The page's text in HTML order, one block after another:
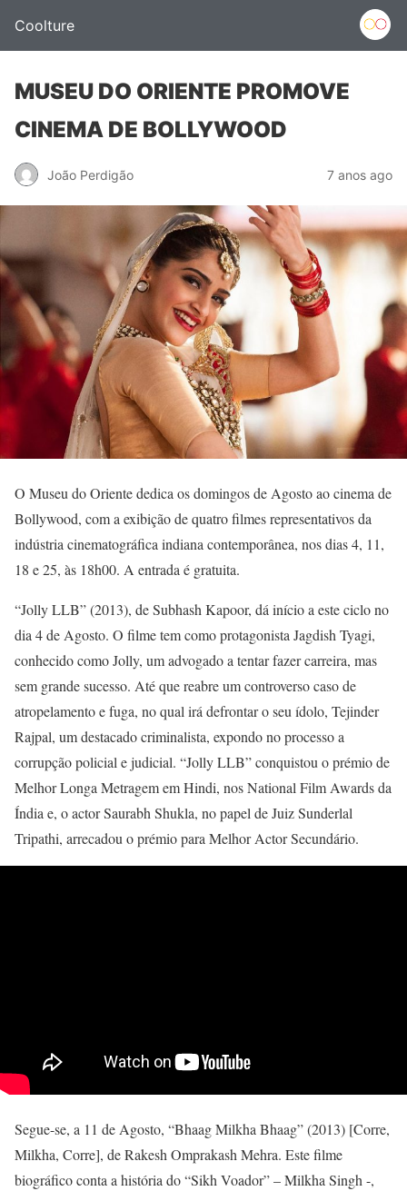
Coolture
MUSEU DO ORIENTE PROMOVE
CINEMA DE BOLLYWOOD
João Perdigão 7 anos ago
O Museu do Oriente dedica os domingos de Agosto ao cinema de
Bollywood, com a exibição de quatro filmes representativos da
indústria cinematográfica indiana contemporânea, nos dias 4, 11,
18 e 25, às 18h00. A entrada é gratuita.
“Jolly LLB” (2013), de Subhash Kapoor, dá início a este ciclo no
dia 4 de Agosto. O filme tem como protagonista Jagdish Tyagi,
conhecido como Jolly, um advogado a tentar fazer carreira, mas
sem grande sucesso. Até que reabre um controverso caso de
atropelamento e fuga, no qual irá defrontar o seu ídolo, Tejinder
Rajpal, um destacado criminalista, expondo no processo a
corrupção policial e judicial. “Jolly LLB” conquistou o prémio de
Melhor Longa Metragem em Hindi, nos National Film Awards da
Índia e, o actor Saurabh Shukla, no papel de Juiz Sunderlal
Tripathi, arrecadou o prémio para Melhor Actor Secundário.
Segue-se, a 11 de Agosto, “Bhaag Milkha Bhaag” (2013) [Corre,
Milkha, Corre], de Rakesh Omprakash Mehra. Este filme
biográfico conta a história do “Sikh Voador” – Milkha Singh -,